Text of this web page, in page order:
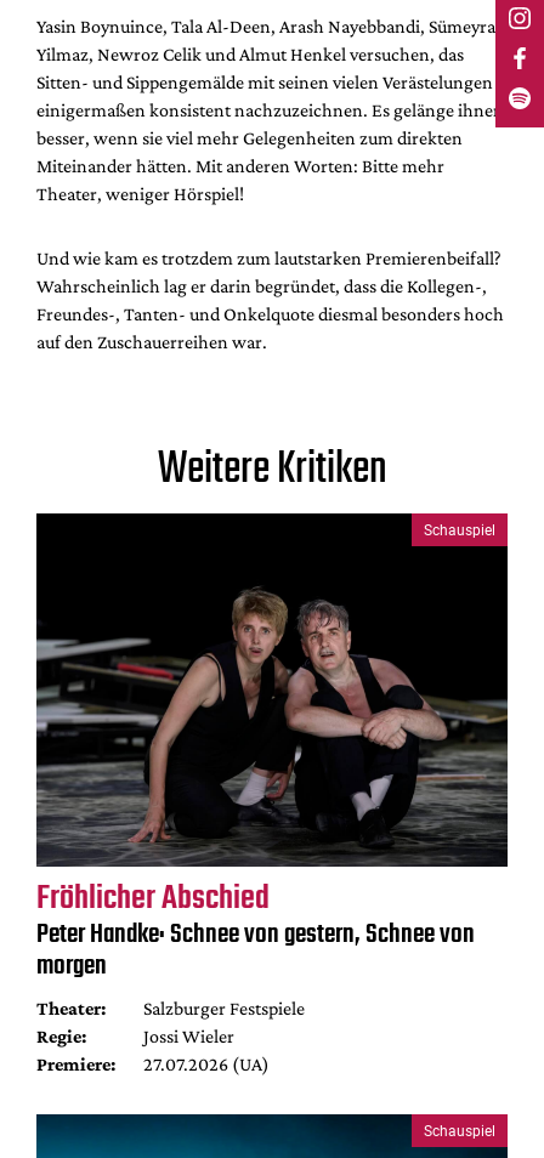
Yasin Boynuince, Tala Al-Deen, Arash Nayebbandi, Sümeyra
Yilmaz, Newroz Celik und Almut Henkel versuchen, das
Sitten- und Sippengemälde mit seinen vielen Verästelungen
einigermaßen konsistent nachzuzeichnen. Es gelänge ihnen
besser, wenn sie viel mehr Gelegenheiten zum direkten
Miteinander hätten. Mit anderen Worten: Bitte mehr
Theater, weniger Hörspiel!
Und wie kam es trotzdem zum lautstarken Premierenbeifall?
Wahrscheinlich lag er darin begründet, dass die Kollegen-,
Freundes-, Tanten- und Onkelquote diesmal besonders hoch
auf den Zuschauerreihen war.
Weitere Kritiken
Schauspiel
Fröhlicher Abschied
Peter Handke: Schnee von gestern, Schnee von
morgen
Theater:
Salzburger Festspiele
Regie:
Jossi Wieler
Premiere:
27.07.2026 (UA)
Schauspiel